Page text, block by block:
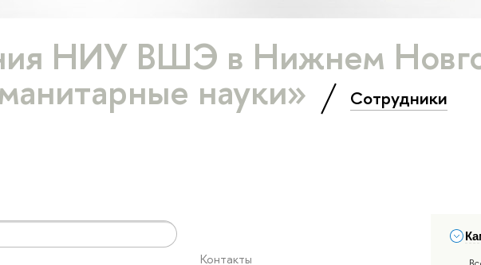
НИУ ВШЭ в Нижнем
науки» Сотрудники
Контакты